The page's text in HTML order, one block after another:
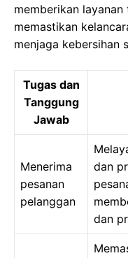
memberikan
memastikan
menjaga kebersihan
Tugas dan
Tanggung
Jawab
Menerima
pesanan
pelanggan
dan
dan